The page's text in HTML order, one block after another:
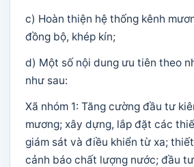
c) Hoàn thiện hệ thống kênh
đồng bộ, khép kín;
d) Một số nội dung ưu tiên theo
như sau:
Xã nhóm 1: Tăng cường đầu tư
mương; xây dựng, lắp đặt các
giám sát và điều khiển từ xa;
cảnh báo chất lượng nước; đầu